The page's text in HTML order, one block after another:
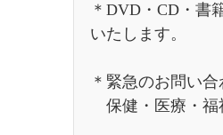
＊DVD・CD・書
いたします。
＊緊急のお問い
保健・医療・福